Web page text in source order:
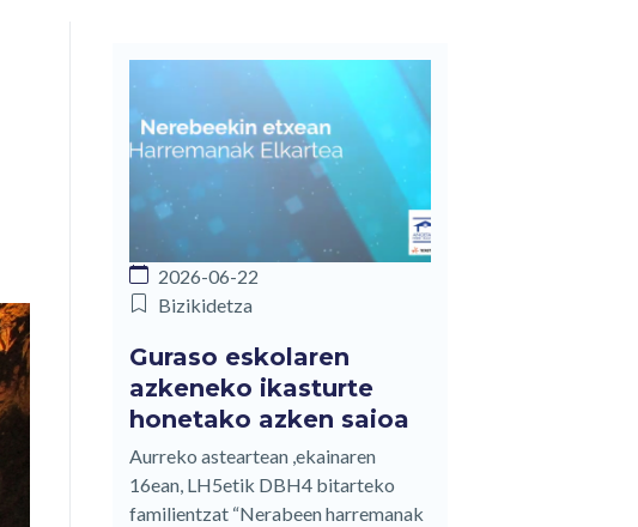
2026-06-22
Bizikidetza
Guraso eskolaren
azkeneko ikasturte
honetako azken saioa
Aurreko asteartean ,ekainaren
16ean, LH5etik DBH4 bitarteko
familientzat “Nerabeen harremanak